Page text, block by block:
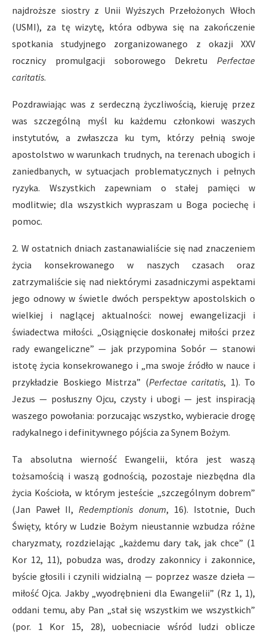
najdroższe siostry z Unii Wyższych Przełożonych Włoch
(USMI), za tę wizytę, która odbywa się na zakończenie
spotkania studyjnego zorganizowanego z okazji XXV
rocznicy promulgacji soborowego Dekretu Perfectae
caritatis.
Pozdrawiając was z serdeczną życzliwością, kieruję przez
was szczególną myśl ku każdemu członkowi waszych
instytutów, a zwłaszcza ku tym, którzy pełnią swoje
apostolstwo w warunkach trudnych, na terenach ubogich i
zaniedbanych, w sytuacjach problematycznych i pełnych
ryzyka. Wszystkich zapewniam o stałej pamięci w
modlitwie; dla wszystkich wypraszam u Boga pociechę i
pomoc.
2. W ostatnich dniach zastanawialiście się nad znaczeniem
życia konsekrowanego w naszych czasach oraz
zatrzymaliście się nad niektórymi zasadniczymi aspektami
jego odnowy w świetle dwóch perspektyw apostolskich o
wielkiej i naglącej aktualności: nowej ewangelizacji i
świadectwa miłości. „Osiągnięcie doskonałej miłości przez
rady ewangeliczne” — jak przypomina Sobór — stanowi
istotę życia konsekrowanego i „ma swoje źródło w nauce i
przykładzie Boskiego Mistrza” (Perfectae caritatis, 1). To
Jezus — posłuszny Ojcu, czysty i ubogi — jest inspiracją
waszego powołania: porzucając wszystko, wybieracie drogę
radykalnego i definitywnego pójścia za Synem Bożym.
Ta absolutna wierność Ewangelii, która jest waszą
tożsamością i waszą godnością, pozostaje niezbędna dla
życia Kościoła, w którym jesteście „szczególnym dobrem”
(Jan Paweł II,Redemptionis donum, 16). Istotnie, Duch
Święty, który w Ludzie Bożym nieustannie wzbudza różne
charyzmaty, rozdzielając „każdemu dary tak, jak chce” (1
Kor 12, 11), pobudza was, drodzy zakonnicy i zakonnice,
byście głosili i czynili widzialną — poprzez wasze dzieła —
miłość Ojca. Jakby „wyodrębnieni dla Ewangelii” (Rz 1, 1),
oddani temu, aby Pan „stał się wszystkim we wszystkich”
(por. 1 Kor 15, 28), uobecniacie wśród ludzi oblicze